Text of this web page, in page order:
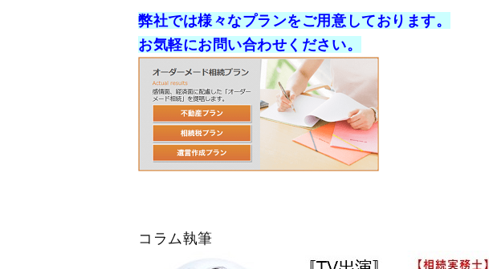
弊社では様々なプランをご用意しております。
お気軽にお問い合わせください。
コラム執筆